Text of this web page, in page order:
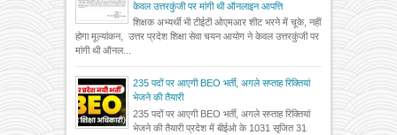
केवल उत्तरकुंजी पर मांगी थी ऑनलाइन आपत्ति
शिक्षक अभ्यर्थी भी टीईटी ओएमआर शीट भरने में चूके, नहीं
होगा मूल्यांकन, उत्तर प्रदेश शिक्षा सेवा चयन आयोग ने केवल उत्तरकुंजी पर
मांगी थी ऑनल...
235 पदों पर आएगी BEO भर्ती, अगले सप्ताह रिक्तियां
भेजने की तैयारी
235 पदों पर आएगी BEO भर्ती, अगले सप्ताह रिक्तियां
भेजने की तैयारी प्रदेश में बीईओ के 1031 सृजित 31